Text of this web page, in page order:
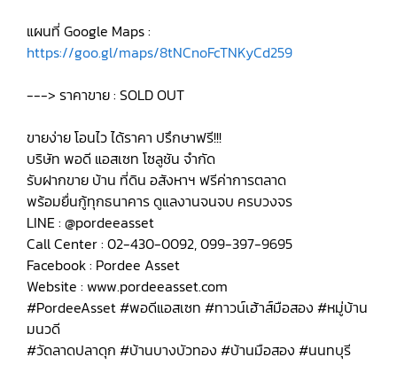
แผนที่ Google Maps :
https://goo.gl/maps/8tNCnoFcTNKyCd259
---> ราคาขาย : SOLD OUT
ขายง่าย โอนไว ได้ราคา ปรึกษาฟรี!!!
บริษัท พอดี แอสเซท โซลูชัน จำกัด
รับฝากขาย บ้าน ที่ดิน อสังหาฯ ฟรีค่าการตลาด
พร้อมยื่นกู้ทุกธนาคาร ดูแลงานจนจบ ครบวงจร
LINE : @pordeeasset
Call Center : 02-430-0092, 099-397-9695
Facebook : Pordee Asset
Website : www.pordeeasset.com
#PordeeAsset #พอดีแอสเซท #ทาวน์เฮ้าส์มือสอง #หมู่บ้าน
มนวดี
#วัดลาดปลาดุก #บ้านบางบัวทอง #บ้านมือสอง #นนทบุรี